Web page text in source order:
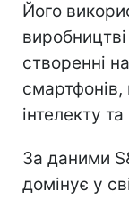
Його
створенні
смартфонів,
інтелекту
За даними
домінує у